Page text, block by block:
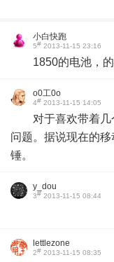
小白快跑
5# 2013-11-15 23:16
1850的电池，
o0工0o
4# 2013-11-15 14:05
对于喜欢带着
问题。据说现在的
锤。
y_dou
3# 2013-11-15 08:44
lettlezone
2# 2013-11-15 08:35